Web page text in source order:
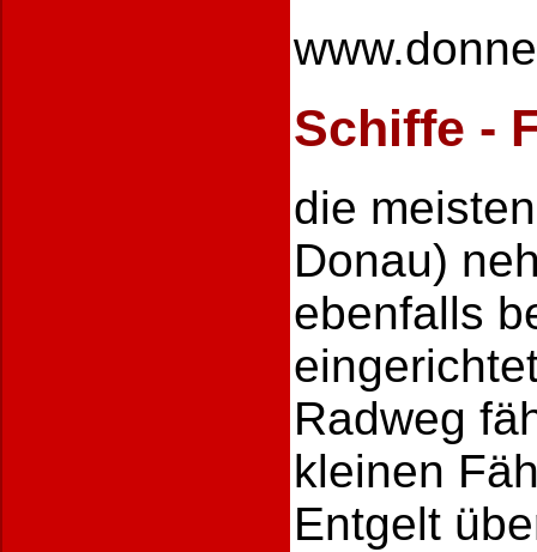
Schiffe -
die
Donau)
ebenfalls
Radweg
kleinen
Entgelt